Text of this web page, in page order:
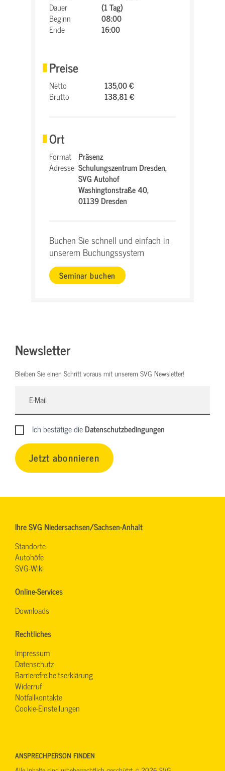
Dauer
(1 Tag)
Beginn
08:00
Ende
16:00
Preise
Netto
135,00 €
Brutto
138,81 €
Ort
Format Präsenz
Adresse Schulungszentrum Dresden,
SVG Autohof
Washingtonstraße 40,
01139 Dresden
Buchen Sie schnell und einfach in
unserem Buchungssystem
Seminar buchen
Newsletter
Bleiben Sie einen Schritt voraus mit unserem SVG Newsletter!
Ich bestätige dieDatenschutzbedingungen
Jetzt abonnieren
Ihre SVG Niedersachsen/Sachsen-Anhalt
Standorte
Autohöfe
SVG-Wiki
Online-Services
Downloads
Rechtliches
Impressum
Datenschutz
Barrierefreiheitserklärung
Widerruf
Notfallkontakte
Cookie-Einstellungen
ANSPRECHPERSON FINDEN